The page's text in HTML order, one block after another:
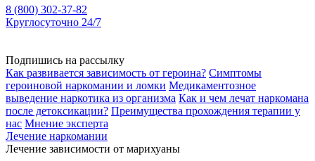
8 (800) 302-37-82
Круглосуточно 24/7
Подпишись на рассылку
Как развивается зависимость от героина? Симптомы
героиновой наркомании и ломки Медикаментозное
выведение наркотика из организма Как и чем лечат наркомана
после детоксикации? Преимущества прохождения терапии у
нас Мнение эксперта
Лечение наркомании
Лечение зависимости от марихуаны